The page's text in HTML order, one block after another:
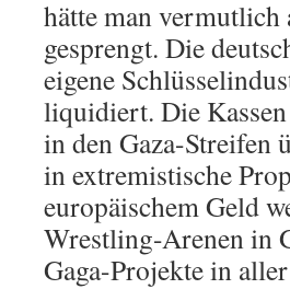
hätte man vermutlich
gesprengt. Die
eigene
liquidiert. Die
in den Gaza-Streifen
in extremistische
europäischem Geld
Wrestling-Arenen in
Gaga-Projekte in